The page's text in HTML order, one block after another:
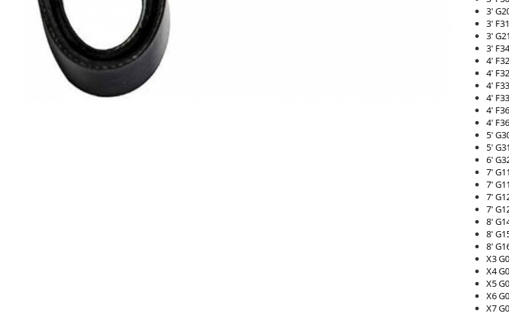
Aprindere
Absorbant bara fata
3'
3'
3'
3'
4'
4'
4'
4'
4'
4'
5'
5'
6'
7'
7'
7'
7'
8'
8'
8'
X3
X4
X5
X6
X7